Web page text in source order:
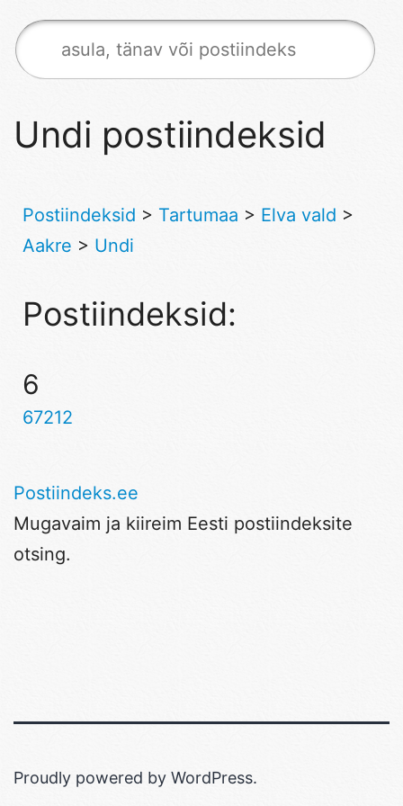
Undi postiindeksid
Postiindeksid > Tartumaa > Elva vald >
Aakre > Undi
Postiindeksid:
6
67212
Postiindeks.ee
Mugavaim ja kiireim Eesti postiindeksite
otsing.
Proudly powered by WordPress.